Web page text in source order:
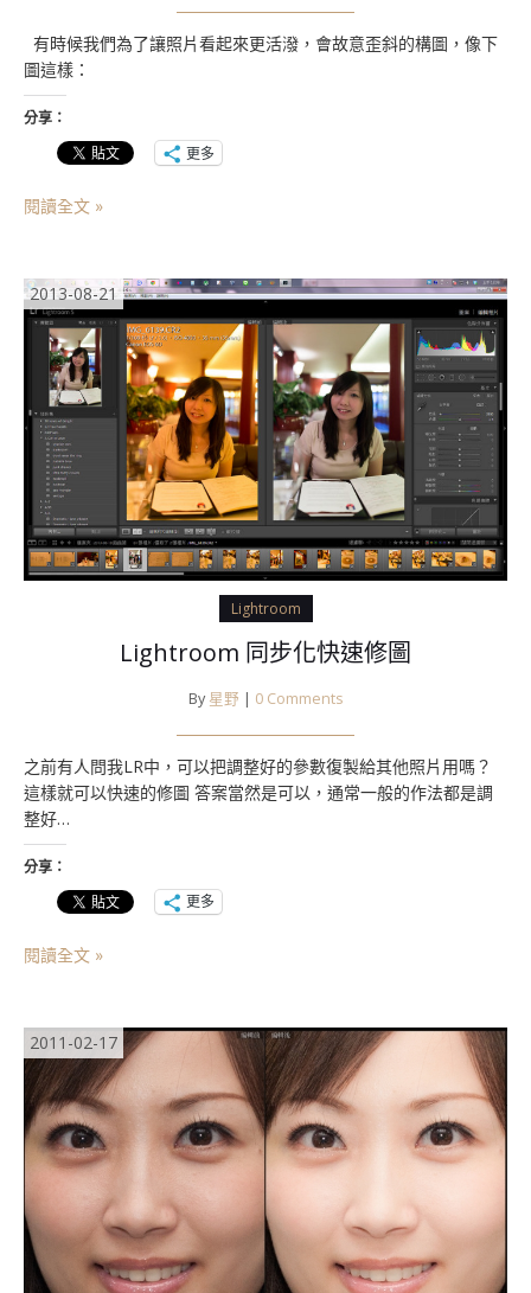
有時候我們為了讓照片看起來更活潑，會故意歪斜的構圖，像下
圖這樣：
分享：
更多
閱讀全文 »
2013-08-21
Lightroom
Lightroom 同步化快速修圖
By 星野 | 0 Comments
之前有人問我LR中，可以把調整好的參數復製給其他照片用嗎？
這樣就可以快速的修圖 答案當然是可以，通常一般的作法都是調
整好…
分享：
更多
閱讀全文 »
2011-02-17